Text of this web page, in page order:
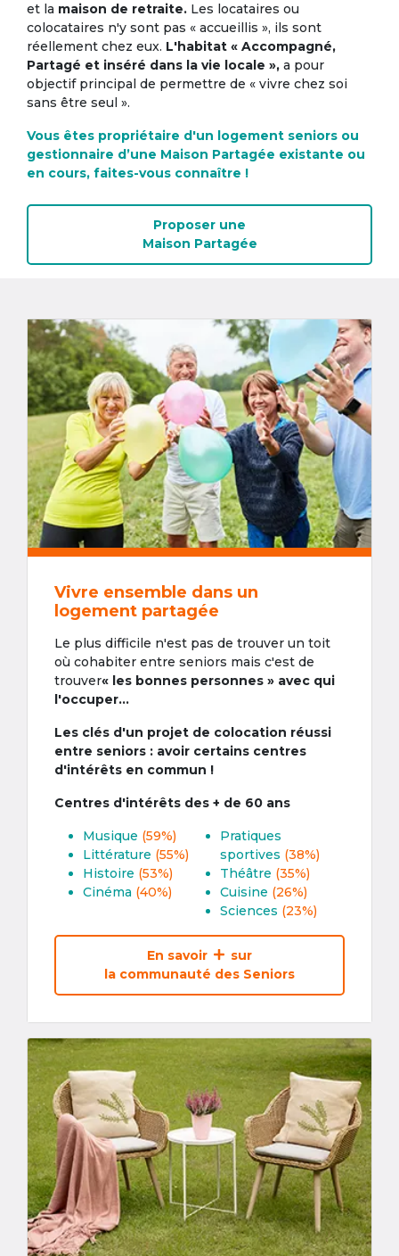
et la maison de retraite. Les locataires ou
colocataires n'y sont pas « accueillis », ils sont
réellement chez eux. L'habitat « Accompagné,
Partagé et inséré dans la vie locale », a pour
objectif principal de permettre de « vivre chez soi
sans être seul ».
Vous êtes propriétaire d'un logement seniors ou
gestionnaire d’une Maison Partagée existante ou
en cours, faites-vous connaître !
Proposer une
Maison Partagée
Vivre ensemble dans un
logement partagée
Le plus difficile n'est pas de trouver un toit
où cohabiter entre seniors mais c'est de
trouver« les bonnes personnes » avec qui
l'occuper...
Les clés d'un projet de colocation réussi
entre seniors : avoir certains centres
d'intérêts en commun !
Centres d'intérêts des + de 60 ans
Musique (59%)
Littérature (55%)
Histoire (53%)
Cinéma (40%)
Pratiques
sportives (38%)
Théâtre (35%)
Cuisine (26%)
Sciences (23%)
En savoir
sur
la communauté des Seniors